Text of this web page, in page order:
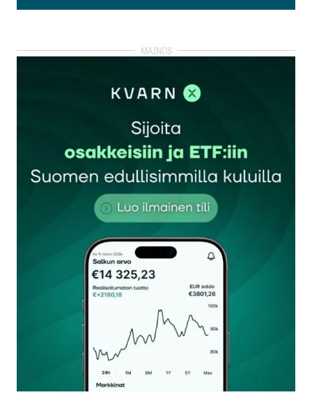
Lisää kommentti
kirjautua
rekisteröityä
Sähköpostiosoitettasi ei julkaista.Pakolliset
kentät on merkitty*
Kommentti*
Nimesi tai nimimerkkisi
Sähköpostiosoitteesi